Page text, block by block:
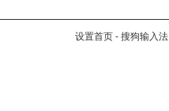
设置首页 - 搜狗输入法